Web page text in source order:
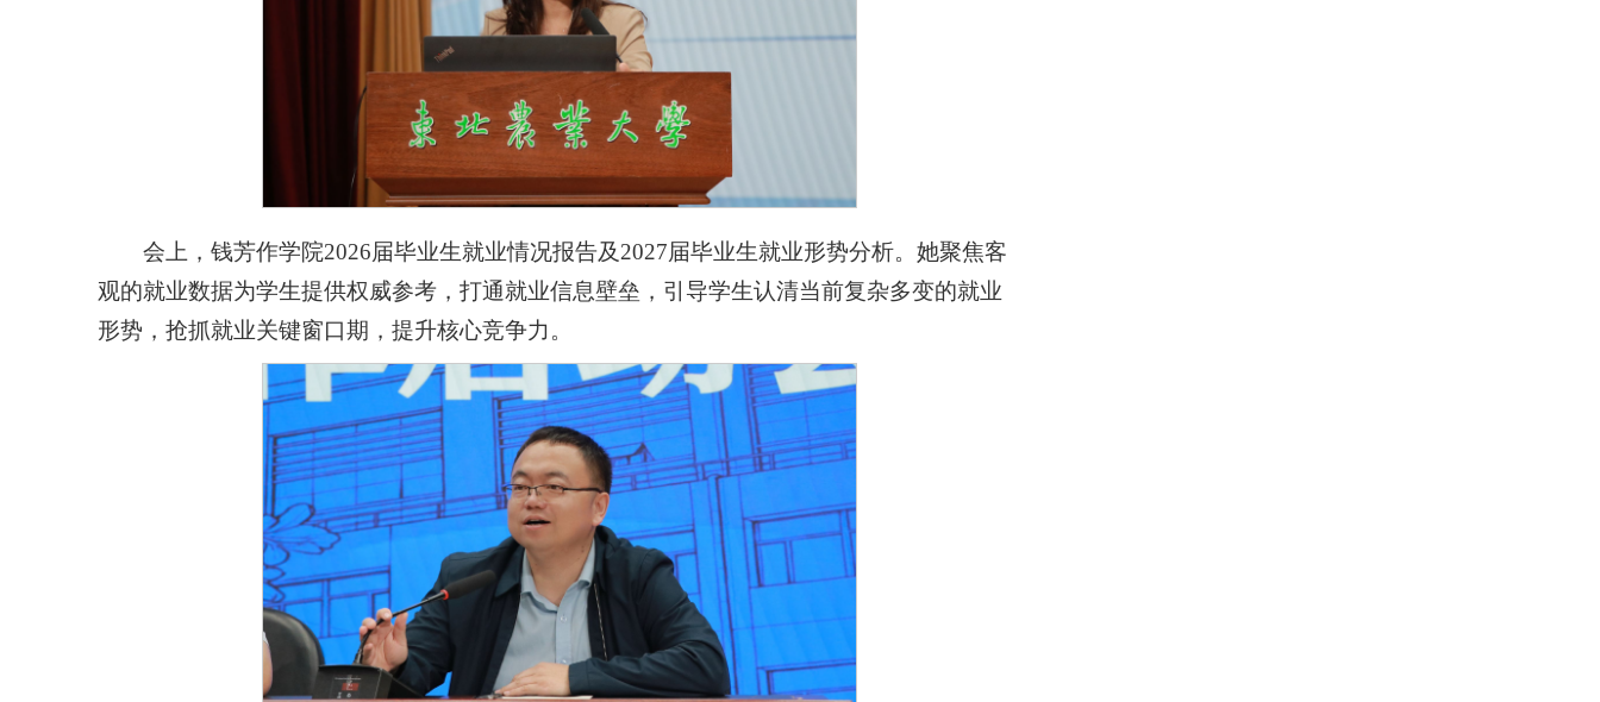
会上，钱芳作学院2026届毕业生就业情况报告及2027届毕业生就业形势分析。她聚焦客
观的就业数据为学生提供权威参考，打通就业信息壁垒，引导学生认清当前复杂多变的就业
形势，抢抓就业关键窗口期，提升核心竞争力。